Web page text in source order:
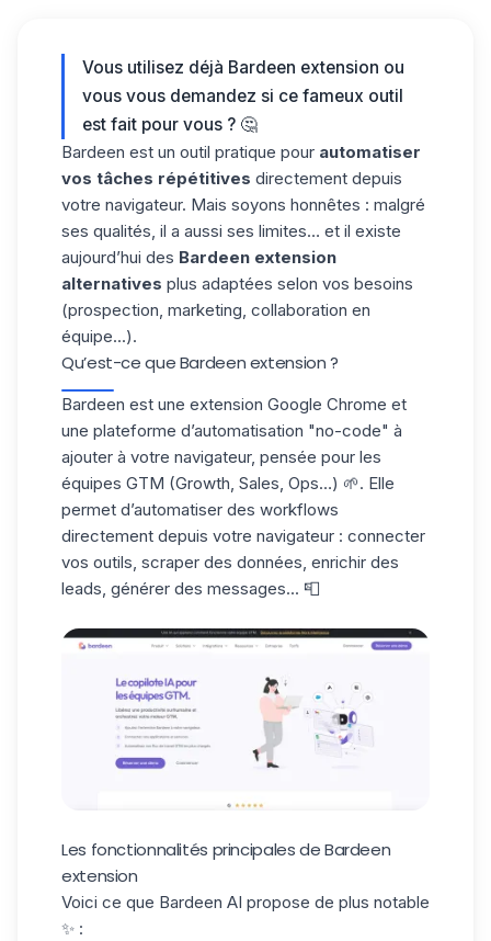
Vous utilisez déjà Bardeen extension ou
vous vous demandez si ce fameux outil
est fait pour vous ? 🤔
Bardeen est un outil pratique pour automatiser
vos tâches répétitives directement depuis
votre navigateur. Mais soyons honnêtes : malgré
ses qualités, il a aussi ses limites… et il existe
aujourd’hui des Bardeen extension
alternatives plus adaptées selon vos besoins
(prospection, marketing, collaboration en
équipe...).
Qu’est-ce que Bardeen extension ?
Bardeen est une extension Google Chrome et
une plateforme d’automatisation "no-code" à
ajouter à votre navigateur, pensée pour les
équipes GTM (Growth, Sales, Ops…) 🌱. Elle
permet d’automatiser des workflows
directement depuis votre navigateur : connecter
vos outils, scraper des données, enrichir des
leads, générer des messages... 📮
Les fonctionnalités principales de Bardeen
extension
Voici ce que Bardeen AI propose de plus notable
✨ :